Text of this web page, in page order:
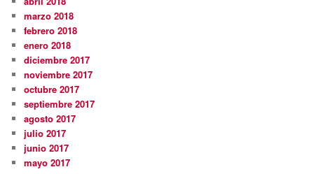
marzo 2018
febrero 2018
enero 2018
diciembre 2017
noviembre 2017
octubre 2017
septiembre 2017
agosto 2017
julio 2017
junio 2017
mayo 2017